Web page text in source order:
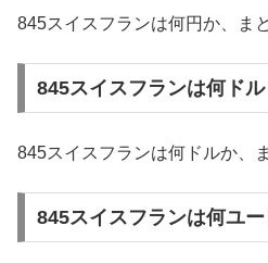
845スイスフランは何円か、ま
845スイスフランは何ドル
845スイスフランは何ドルか、
845スイスフランは何ユー